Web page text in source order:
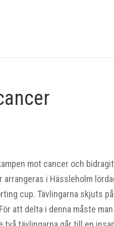
mot cancer och
i Hässleholm
cup. Tävlingarna skjuts på
att delta i denna måste